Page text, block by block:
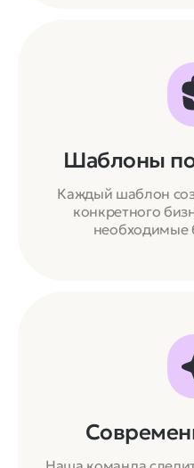
Шаблоны
Каждый шаблон
конкретного
необходимые